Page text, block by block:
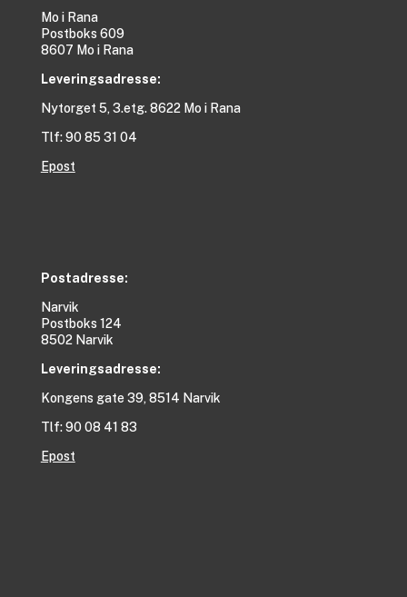
Mo i Rana
Postboks 609
8607 Mo i Rana
Leveringsadresse:
Nytorget 5, 3.etg. 8622 Mo i Rana
Tlf: 90 85 31 04
Epost
Postadresse:
Narvik
Postboks 124
8502 Narvik
Leveringsadresse:
Kongens gate 39, 8514 Narvik
Tlf: 90 08 41 83
Epost